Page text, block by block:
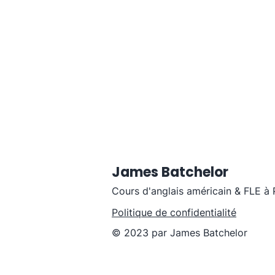
James Batchelor
Cours d'anglais américain & FLE à
Politique de confidentialité
© 2023 par James Batchelor